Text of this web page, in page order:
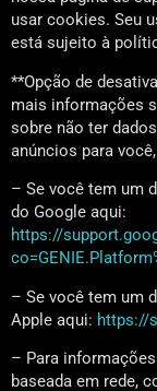
usar cookies. Seu
está sujeito à
**Opção de
mais informações
sobre não ter
anúncios para
– Se você tem um
do Google aqui:
https://
– Se você tem um
Apple aqui: https://
– Para
baseada em rede,